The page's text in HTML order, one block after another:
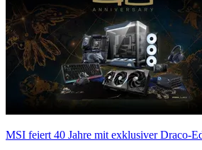
MSI feiert 40 Jahre mit exklusiver Draco-